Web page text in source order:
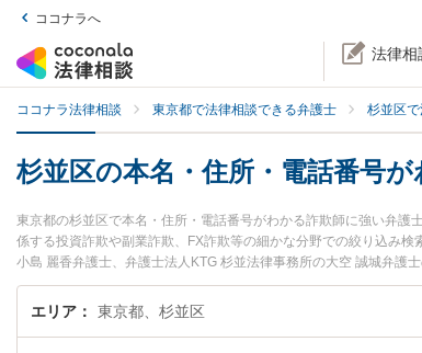
ココナラへ
法律相
ココナラ法律相談 東京都で法律相談できる弁護士 杉並区
杉並区の本名・住所・電話番号
東京都の杉並区で本名・住所・電話番号がわかる詐欺師に強い弁
係する投資詐欺や副業詐欺、FX詐欺等の細かな分野での絞り込み
小島 麗香弁護士、弁護士法人KTG 杉並法律事務所の大空 誠城弁護
所・電話番号がわかる詐欺師のトラブルを今すぐに弁護士に相談
相談無料で本名・住所・電話番号がわかる詐欺師を法律相談でき
エリア 東京都、杉並区